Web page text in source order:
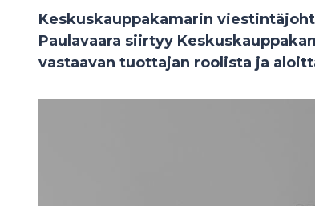
Keskuskauppakamarin
Paulavaara siirtyy
vastaavan tuottajan roolista ja